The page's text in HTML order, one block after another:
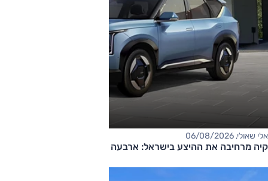
אלי שאולי, 06/08/2026
קיה מרחיבה את ההיצע בישראל: ארבעה דגמים חדשים בדרך